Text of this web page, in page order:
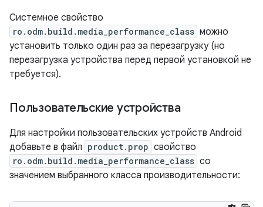
Системное свойство
ro.odm.build.media_performance_class можно
установить только один раз за перезагрузку (но
перезагрузка устройства перед первой установкой не
требуется).
Пользовательские устройства
Для настройки пользовательских устройств Android
добавьте в файл product.prop свойство
ro.odm.build.media_performance_class со
значением выбранного класса производительности: